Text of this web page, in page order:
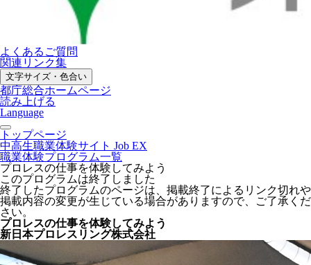
よくあるご質問
関連リンク集
文字サイズ・色合い
都庁総合ホームページ
読み上げる
Language
トップページ
中高生職業体験サイト Job EX
職業体験プログラム一覧
プロレスの仕事を体験してみよう
このプログラムは終了しました
終了したプログラムのページは、掲載終了によるリンク切れや
掲載内容の変更が生じている場合がありますので、ご了承くだ
さい。
プロレスの仕事を体験してみよう
新日本プロレスリング株式会社